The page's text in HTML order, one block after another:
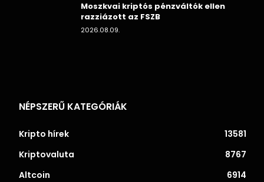
Moszkvai kriptós pénzváltók ellen
razziázott az FSZB
2026.08.09.
NÉPSZERŰ KATEGÓRIÁK
Kripto hírek
13581
Kriptovaluta
8767
Altcoin
6914